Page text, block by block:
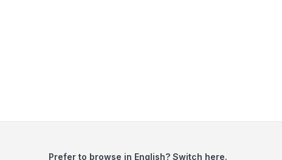
Prefer to browse in English? Switch here.